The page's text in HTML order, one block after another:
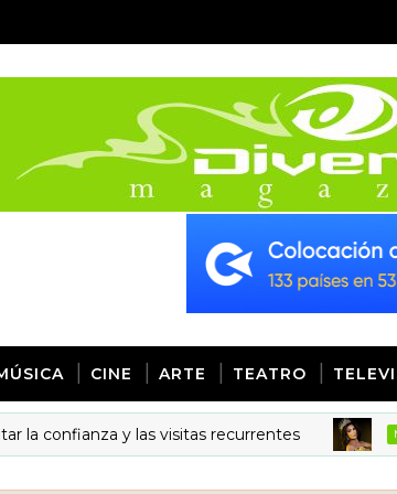
CINE ARTE TEATRO
y las visitas recurrentes MODELOS